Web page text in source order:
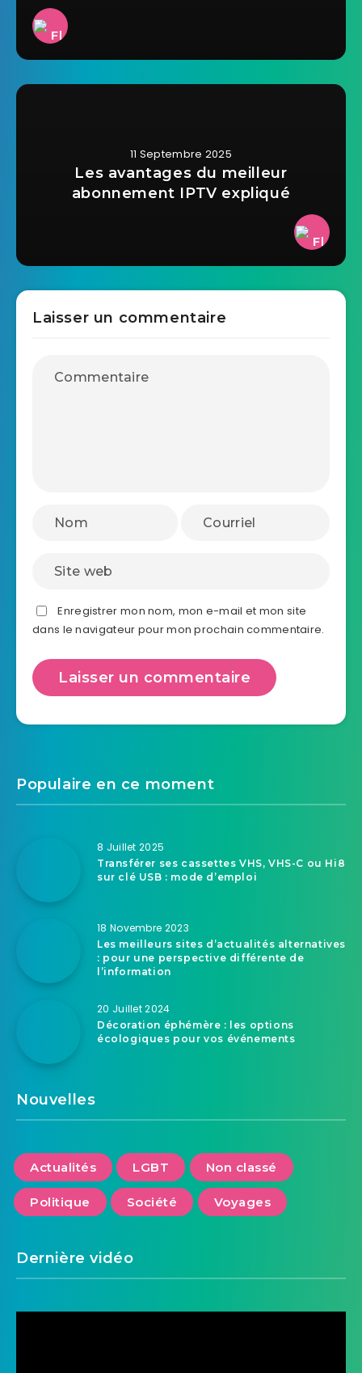
11 Septembre 2025
Les avantages du meilleur
abonnement IPTV expliqué
Laisser un commentaire
Enregistrer mon nom, mon e-mail et mon site
dans le navigateur pour mon prochain commentaire.
Populaire en ce moment
8 Juillet 2025
Transférer ses cassettes VHS, VHS-C ou Hi8
sur clé USB : mode d’emploi
18 Novembre 2023
Les meilleurs sites d’actualités alternatives
: pour une perspective différente de
l’information
20 Juillet 2024
Décoration éphémère : les options
écologiques pour vos événements
Nouvelles
Actualités LGBT Non classé
Politique Société Voyages
Dernière vidéo